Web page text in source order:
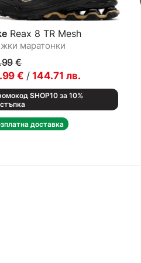
Reax 8 TR Mesh
маратонки
€
€ / 144.71 лв.
SHOP10 за 10%
доставка